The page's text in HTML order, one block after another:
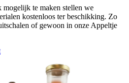
te maken stellen we
kostenloos ter beschikking. Zo
of gewoon in onze Appeltje